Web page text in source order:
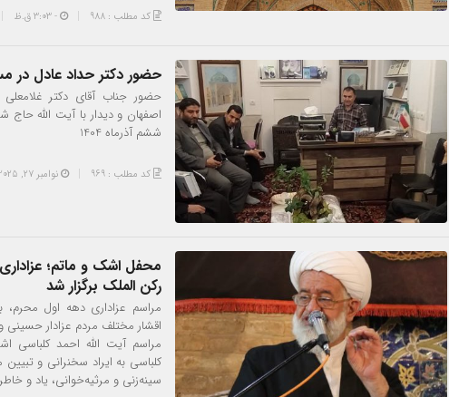
کد مطلب : 988 - 3:03 ق.ظ
حضور دکتر حداد عادل در
حضور جناب آقای دکتر
اصفهان و دیدار با آیت الله
ششم آذرماه 1404
کد مطلب : 969 نوامبر 27, 2025 - 11:45 ب.ظ
محفل اشک و ماتم؛
رکن الملک برگزار شد
مراسم عزاداری دهه اول
اقشار مختلف مردم عزادار حسینی
مراسم آیت الله احمد کلباسی
کلباسی به ایراد سخنرانی و
سینه‌زنی و مرثیه‌خوانی، یاد و